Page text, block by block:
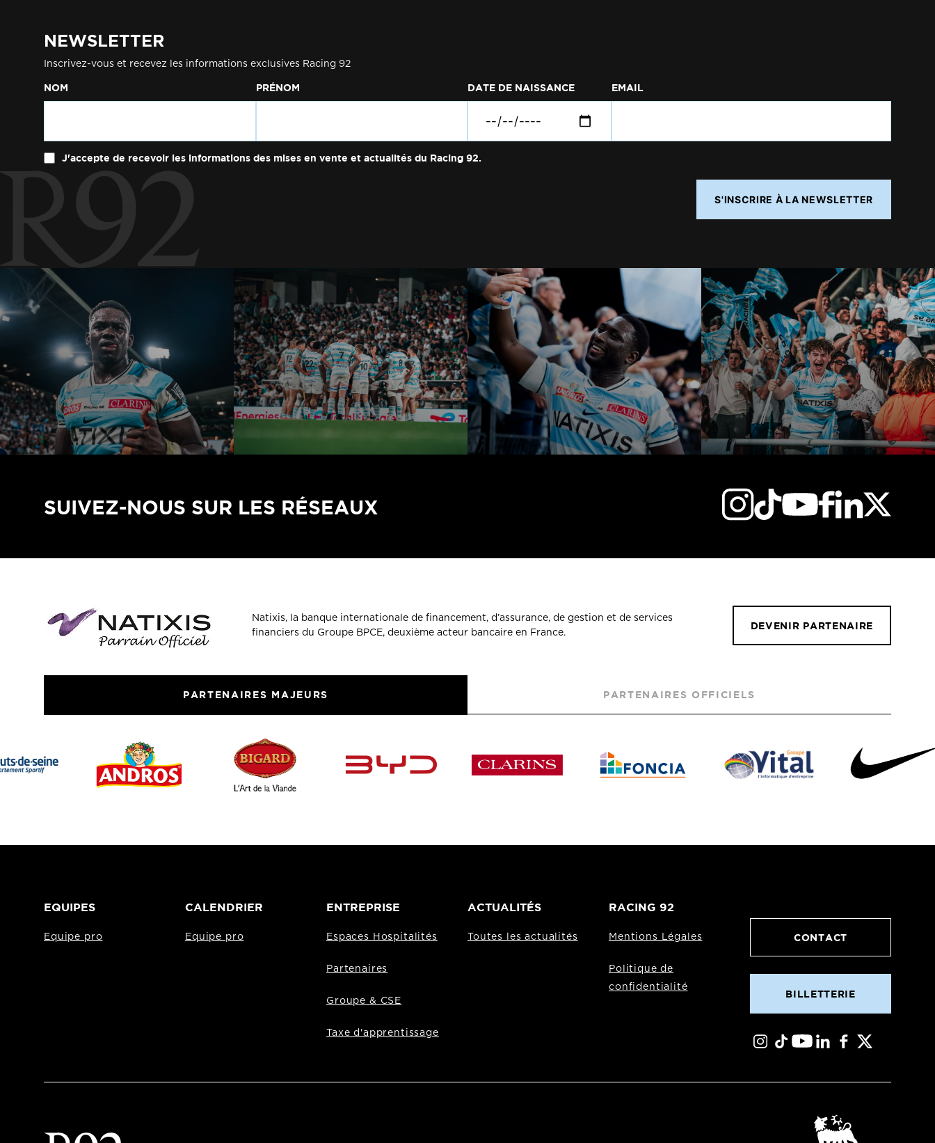
NEWSLETTER
Inscrivez-vous et recevez les informations exclusives Racing 92
NOM PRÉNOM DATE DE NAISSANCE EMAIL
J'accepte de recevoir les informations des mises en vente et actualités du Racing 92.
S'INSCRIRE À LA NEWSLETTER
SUIVEZ-NOUS SUR LES RÉSEAUX
Natixis, la banque internationale de financement, d’assurance, de gestion et de services
financiers du Groupe BPCE, deuxième acteur bancaire en France.
DEVENIR PARTENAIRE
PARTENAIRES MAJEURS PARTENAIRES OFFICIELS
EQUIPES
Equipe pro
CALENDRIER
Equipe pro
ENTREPRISE
Espaces Hospitalités
Partenaires
Groupe & CSE
Taxe d'apprentissage
ACTUALITÉS
Toutes les actualités
RACING 92
Mentions Légales
Politique de
confidentialité
CONTACT
BILLETTERIE